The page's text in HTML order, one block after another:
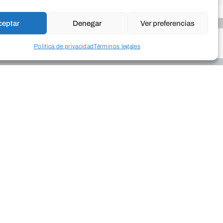
Denegar Ver preferencias
Política de privacidadTérminos legales